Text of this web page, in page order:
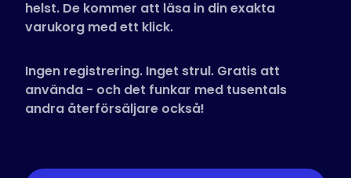
helst. De kommer att läsa in din exakta
varukorg med ett klick.
Ingen registrering. Inget strul. Gratis att
använda - och det funkar med tusentals
andra återförsäljare också!